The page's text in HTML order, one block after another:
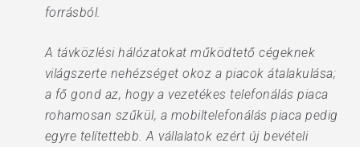
forrásból.
A távközlési hálózatokat működtető cégeknek
világszerte nehézséget okoz a piacok átalakulása;
a fő gond az, hogy a vezetékes telefonálás piaca
rohamosan szűkül, a mobiltelefonálás piaca pedig
egyre telítettebb. A vállalatok ezért új bevételi